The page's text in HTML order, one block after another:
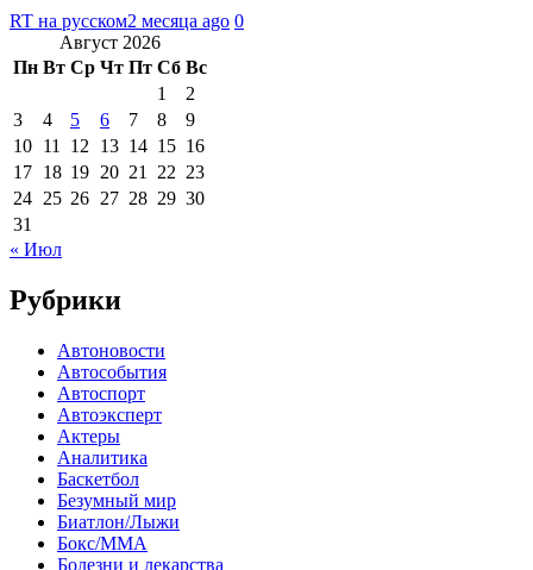
RT на русском2 месяца ago 0
Август 2026
Пн Вт Ср Чт Пт Сб Вс
1
2
3
4 5 6 7 8
9
10 11 12 13 14 15 16
17 18 19 20 21 22 23
24 25 26 27 28 29 30
31
« Июл
Рубрики
Автоновости
Автособытия
Автоспорт
Автоэксперт
Актеры
Аналитика
Баскетбол
Безумный мир
Биатлон/Лыжи
Бокс/MMA
Болезни и лекарства